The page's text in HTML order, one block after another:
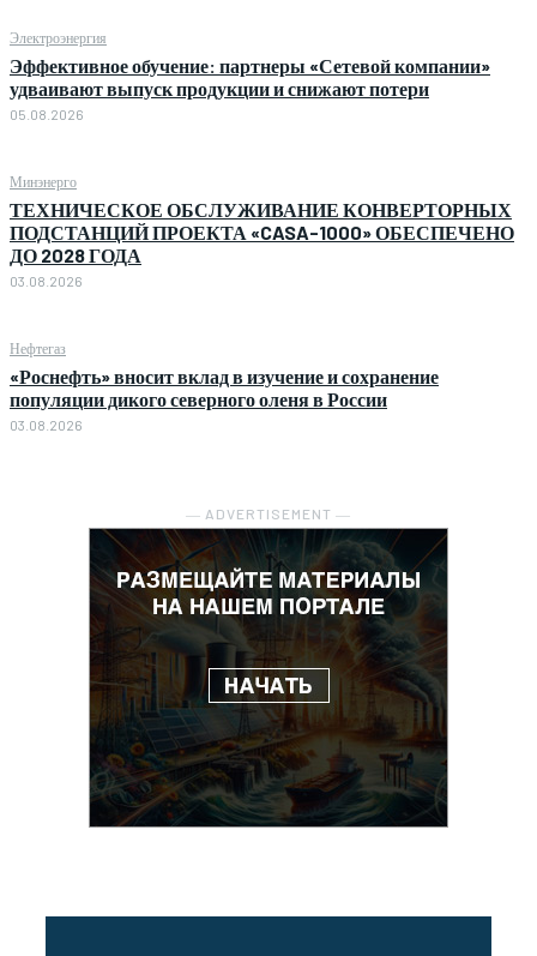
Электроэнергия
Эффективное обучение: партнеры «Сетевой компании»
удваивают выпуск продукции и снижают потери
05.08.2026
Минэнерго
ТЕХНИЧЕСКОЕ ОБСЛУЖИВАНИЕ КОНВЕРТОРНЫХ
ПОДСТАНЦИЙ ПРОЕКТА «CASA-1000» ОБЕСПЕЧЕНО
ДО 2028 ГОДА
03.08.2026
Нефтегаз
«Роснефть» вносит вклад в изучение и сохранение
популяции дикого северного оленя в России
03.08.2026
― ADVERTISEMENT ―